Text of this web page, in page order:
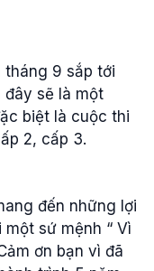
9 sắp tới
đây sẽ là một
biệt là cuộc thi
2, cấp 3.
đến những lợi
sứ mệnh “ Vì
ơn bạn vì đã